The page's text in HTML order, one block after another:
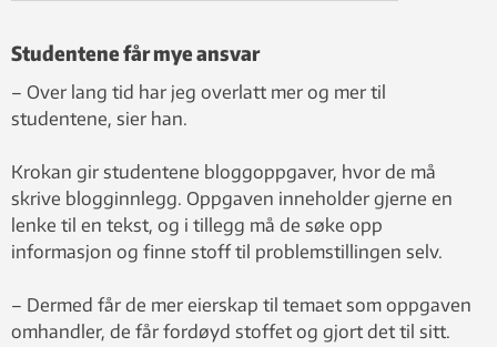
er i verden, bare du har nettilgang.
Studentene får mye ansvar
– Over lang tid har jeg overlatt mer og mer til
studentene, sier han.
Krokan gir studentene bloggoppgaver, hvor de må
skrive blogginnlegg. Oppgaven inneholder gjerne en
lenke til en tekst, og i tillegg må de søke opp
informasjon og finne stoff til problemstillingen selv.
– Dermed får de mer eierskap til temaet som oppgaven
omhandler, de får fordøyd stoffet og gjort det til sitt.